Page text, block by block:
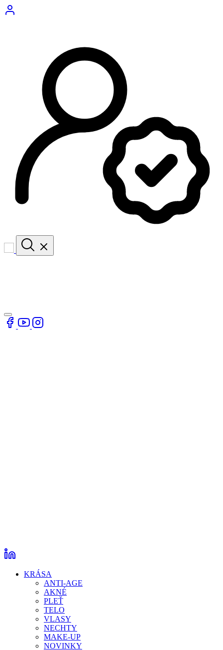
KRÁSA
ANTI-AGE
AKNÉ
PLEŤ
TELO
VLASY
NECHTY
MAKE-UP
NOVINKY